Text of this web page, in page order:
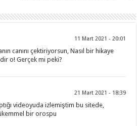
11 Mart 2021 - 20:01
canını çektiriyorsun, Nasıl bir hikaye
o! Gerçek mi peki?
21 Mart 2021 - 18:39
videoyuda izlemiştim bu sitede,
bir orospu